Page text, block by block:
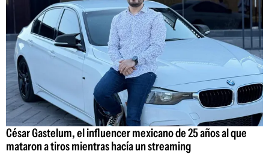
César Gastelum, el influencer mexicano de 25 años al que
mataron a tiros mientras hacía un streaming